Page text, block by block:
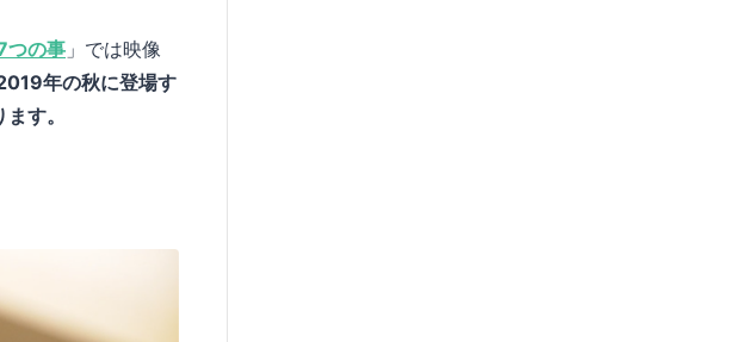
つの事 」では映像
年の秋に登場す
す。